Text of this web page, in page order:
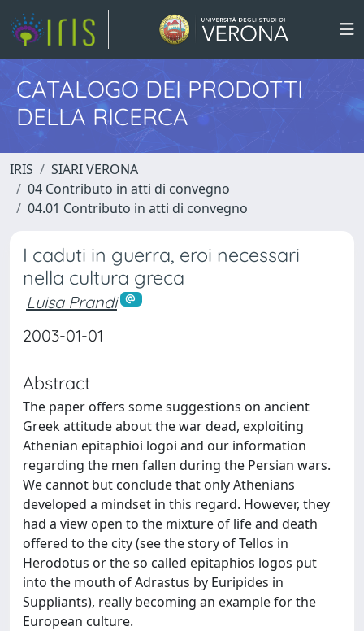
CATALOGO DEI PRODOTTI
DELLA RICERCA
IRIS
SIARI VERONA
04 Contributo in atti di convegno
04.01 Contributo in atti di convegno
I caduti in guerra, eroi necessari
nella cultura greca
Luisa Prandi
2003-01-01
Abstract
The paper offers some suggestions on ancient
Greek attitude about the war dead, exploiting
Athenian epitaphioi logoi and our information
regarding the men fallen during the Persian wars.
We cannot but conclude that only Athenians
developed a mindset in this regard. However, they
had a view open to the mixture of life and death
offered to the city (see the story of Tellos in
Herodotus or the so called epitaphios logos put
into the mouth of Adrastus by Euripides in
Suppliants), really becoming an example for the
European culture.